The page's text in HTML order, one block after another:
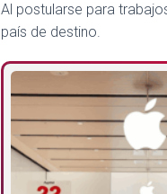
Al postularse para
país de destino.